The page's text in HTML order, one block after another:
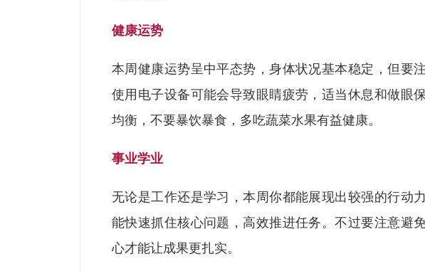
健康运势
本周健康运势呈中平态势，身体状况基本稳定，但要
使用电子设备可能会导致眼睛疲劳，适当休息和做眼
均衡，不要暴饮暴食，多吃蔬菜水果有益健康。
事业学业
无论是工作还是学习，本周你都能展现出较强的行动
能快速抓住核心问题，高效推进任务。不过要注意避
心才能让成果更扎实。